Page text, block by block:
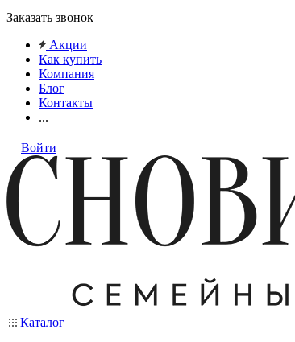
Заказать звонок
Акции
Как купить
Компания
Блог
Контакты
...
Войти
Каталог